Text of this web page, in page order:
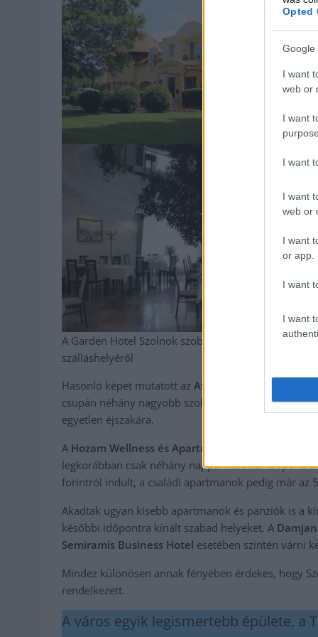
Opted
Google
I want
web or
I want
I want
I want
web or
I want
or app.
I want
I want
A Garden Hotel Szolnok szobáinak és közösségi
szálláshelyéről
Hasonló képet mutatott az Atryum Hotel
is. Több
csupán néhány nagyobb szoba maradt szabad.
egyetlen éjszakára.
A Hozam Wellness és Apartman
esetében még
legkorábban csak néhány nappal későbbi
forintról indult, a családi apartmanok pedig már az
Akadtak ugyan kisebb apartmanok és panziók is a
későbbi időpontra kínált szabad helyeket. A
Semiramis Business Hotel esetében szintén várni
Mindez különösen annak fényében érdekes, hogy
rendelkezett.
A város egyik legismertebb épülete, a